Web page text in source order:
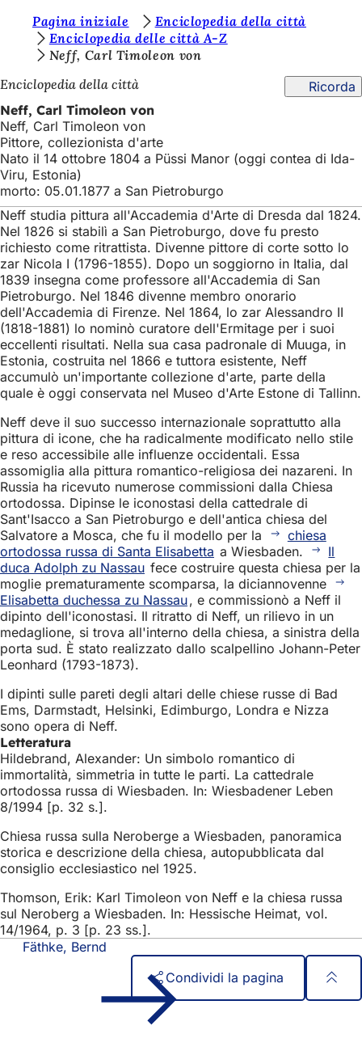
Vai al contenuto
e
t
e
q
u
i
:
Pagina iniziale
Enciclopedia della città
Enciclopedia delle città A-Z
Neff, Carl Timoleon von
Enciclopedia della città
Ricorda
Neff, Carl Timoleon von
Neff, Carl Timoleon von
Pittore, collezionista d'arte
Nato il 14 ottobre 1804 a Püssi Manor (oggi contea di Ida-
Viru, Estonia)
morto: 05.01.1877 a San Pietroburgo
Neff studia pittura all'Accademia d'Arte di Dresda dal 1824.
Nel 1826 si stabilì a San Pietroburgo, dove fu presto
richiesto come ritrattista. Divenne pittore di corte sotto lo
zar Nicola I (1796-1855). Dopo un soggiorno in Italia, dal
1839 insegna come professore all'Accademia di San
Pietroburgo. Nel 1846 divenne membro onorario
dell'Accademia di Firenze. Nel 1864, lo zar Alessandro II
(1818-1881) lo nominò curatore dell'Ermitage per i suoi
eccellenti risultati. Nella sua casa padronale di Muuga, in
Estonia, costruita nel 1866 e tuttora esistente, Neff
accumulò un'importante collezione d'arte, parte della
quale è oggi conservata nel Museo d'Arte Estone di Tallinn.
Neff deve il suo successo internazionale soprattutto alla
pittura di icone, che ha radicalmente modificato nello stile
e reso accessibile alle influenze occidentali. Essa
assomiglia alla pittura romantico-religiosa dei nazareni. In
Russia ha ricevuto numerose commissioni dalla Chiesa
ortodossa. Dipinse le iconostasi della cattedrale di
Sant'Isacco a San Pietroburgo e dell'antica chiesa del
Salvatore a Mosca, che fu il modello per la
chiesa
ortodossa russa di Santa Elisabetta a Wiesbaden.
Il
duca Adolph zu Nassau fece costruire questa chiesa per la
moglie prematuramente scomparsa, la diciannovenne
Elisabetta duchessa zu Nassau, e commissionò a Neff il
dipinto dell'iconostasi. Il ritratto di Neff, un rilievo in un
medaglione, si trova all'interno della chiesa, a sinistra della
porta sud. È stato realizzato dallo scalpellino Johann-Peter
Leonhard (1793-1873).
I dipinti sulle pareti degli altari delle chiese russe di Bad
Ems, Darmstadt, Helsinki, Edimburgo, Londra e Nizza
sono opera di Neff.
Letteratura
Hildebrand, Alexander: Un simbolo romantico di
immortalità, simmetria in tutte le parti. La cattedrale
ortodossa russa di Wiesbaden. In: Wiesbadener Leben
8/1994 [p. 32 s.].
Chiesa russa sulla Neroberge a Wiesbaden, panoramica
storica e descrizione della chiesa, autopubblicata dal
consiglio ecclesiastico nel 1925.
Thomson, Erik: Karl Timoleon von Neff e la chiesa russa
sul Neroberg a Wiesbaden. In: Hessische Heimat, vol.
14/1964, p. 3 [p. 23 ss.].
Fäthke, Bernd
Condividi la pagina